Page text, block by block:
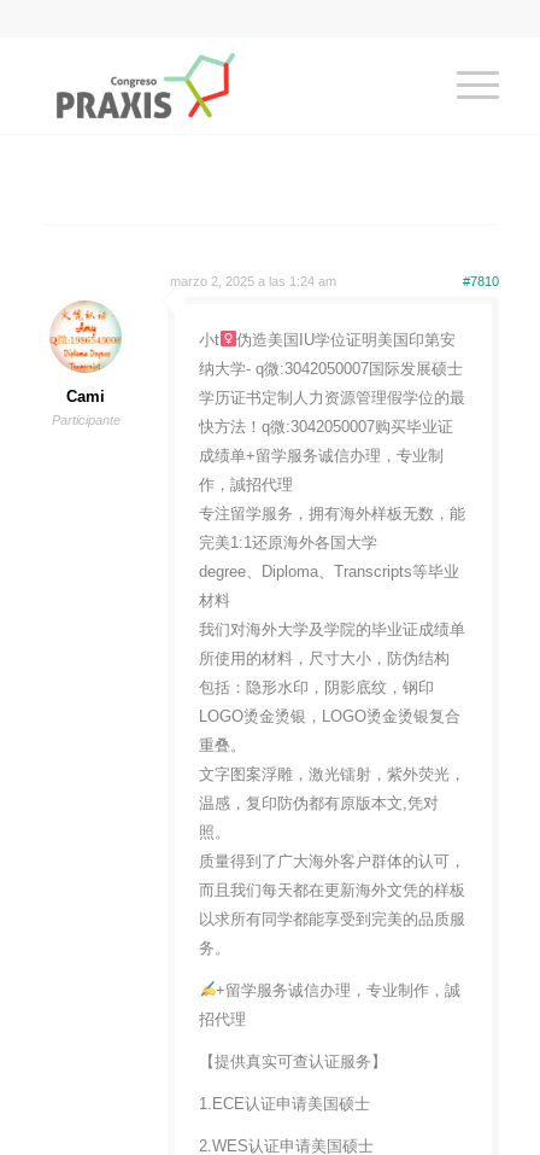
marzo 2, 2025 a las 1:24 am #7810
Cami
Participante
小t
伪造美国IU学位证明美国印第安
纳大学- q微:3042050007国际发展硕士
学历证书定制人力资源管理假学位的最
快方法！q微:3042050007购买毕业证
成绩单+留学服务诚信办理，专业制
作，誠招代理
专注留学服务，拥有海外样板无数，能
完美1:1还原海外各国大学
degree、Diploma、Transcripts等毕业
材料
我们对海外大学及学院的毕业证成绩单
所使用的材料，尺寸大小，防伪结构
包括：隐形水印，阴影底纹，钢印
LOGO烫金烫银，LOGO烫金烫银复合
重叠。
文字图案浮雕，激光镭射，紫外荧光，
温感，复印防伪都有原版本文,凭对
照。
质量得到了广大海外客户群体的认可，
而且我们每天都在更新海外文凭的样板
以求所有同学都能享受到完美的品质服
务。
+留学服务诚信办理，专业制作，誠
招代理
【提供真实可查认证服务】
1.ECE认证申请美国硕士
2.WES认证申请美国硕士